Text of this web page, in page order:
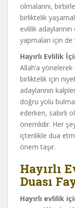
olmalarını,
birliktelik
evlilik
yapmaları için
Hayırlı Evlilik
Allah’a
birliktelik için
adaylarının
doğru yolu
ederken, sabırlı
önemlidir. Her
içtenlikle dua
önem taşır.
Hayırlı
Duası
Hayırlı evlilik